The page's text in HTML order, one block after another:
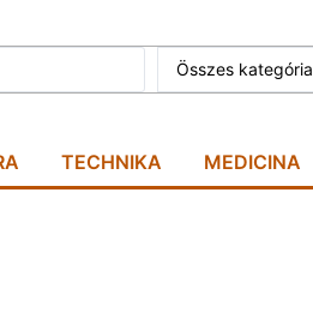
Összes kategória
TECHNIKA MEDICINA